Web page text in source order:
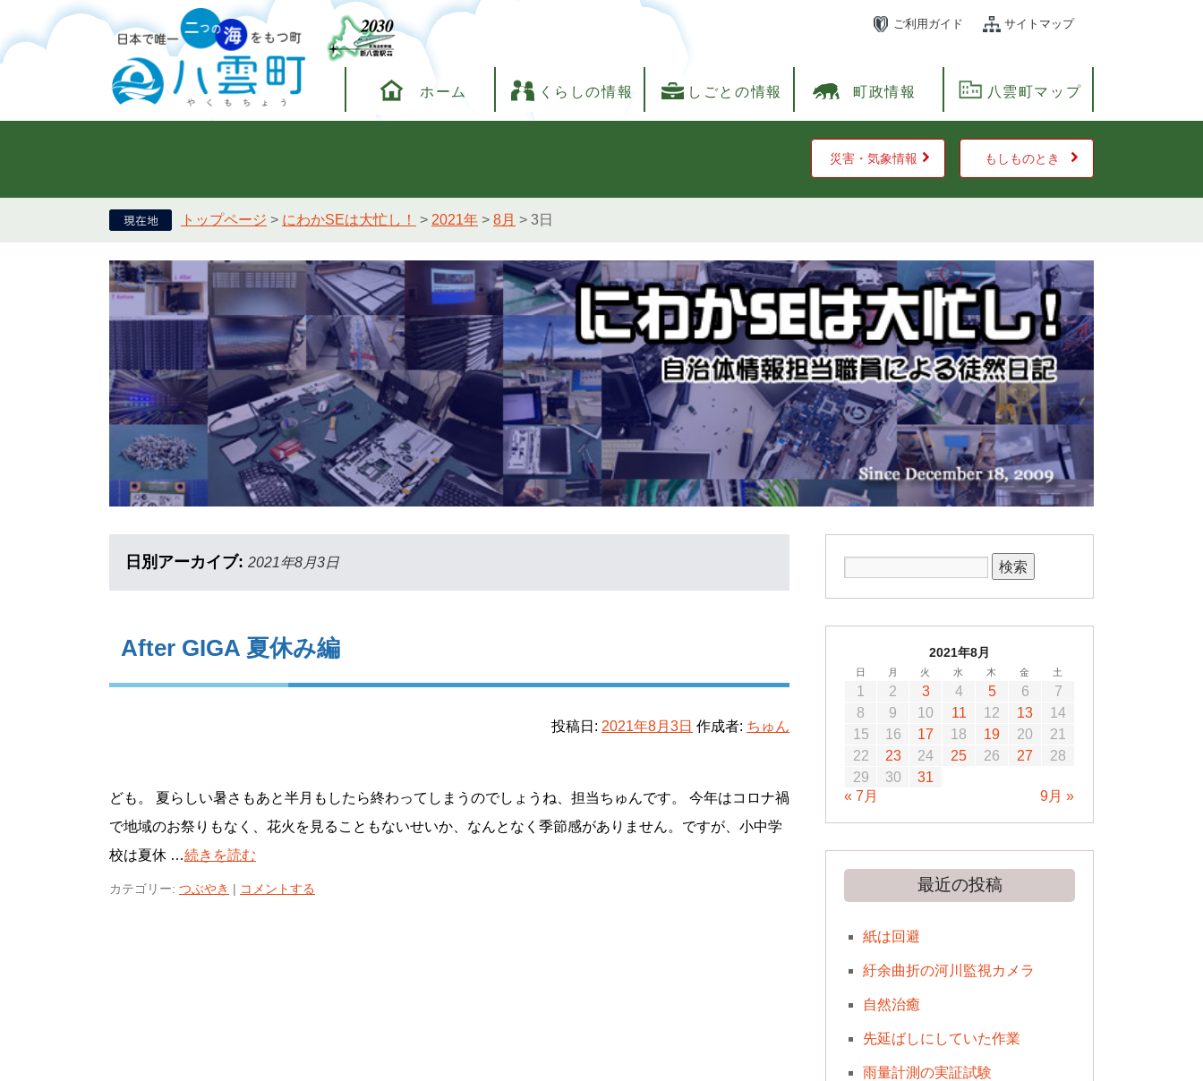
ご利用ガイド サイトマップ
ホーム くらしの情報 しごとの情報 町政情報 八雲町マップ
災害・気象情報 もしものとき
トップページ > にわかSEは大忙し！ > 2021年 > 8月 > 3日
日別アーカイブ: 2021年8月3日
After GIGA 夏休み編
投稿日: 2021年8月3日 作成者: ちゅん
ども。 夏らしい暑さもあと半月もしたら終わってしまうのでしょうね、担当ちゅんです。 今年はコロナ禍
で地域のお祭りもなく、花火を見ることもないせいか、なんとなく季節感がありません。ですが、小中学
校は夏休 …続きを読む
カテゴリー: つぶやき | コメントする
2021年8月
日 月 火 水 木 金 土
1 2 3 4 5 6
7
8
9 10 11 12 13
14
15
16 17 18 19 20
21
22
23 24 25 26 27
28
29
30
31
« 7月
9月 »
最近の投稿
紙は回避
紆余曲折の河川監視カメラ
自然治癒
先延ばしにしていた作業
雨量計測の実証試験